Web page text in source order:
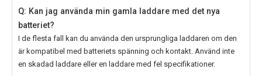
Q: Kan jag använda min gamla laddare med det nya
batteriet?
I de flesta fall kan du använda den ursprungliga laddaren om den
är kompatibel med batteriets spänning och kontakt. Använd inte
en skadad laddare eller en laddare med fel specifikationer.